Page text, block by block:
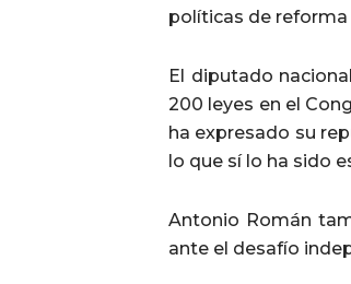
políticas de reforma
El diputado
200 leyes en el
ha expresado su
lo que sí lo ha sido
Antonio Román
ante el desafío